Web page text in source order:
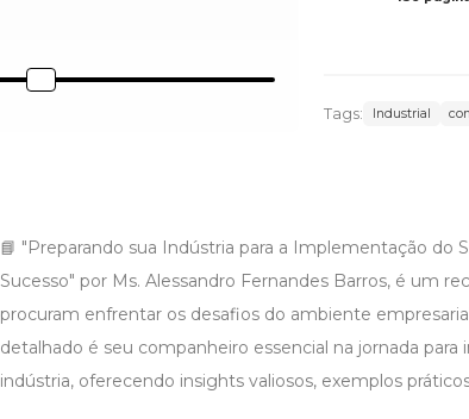
Tags: Industrial
📘 "Preparando sua Indústria para a Implementação do
Sucesso" por Ms. Alessandro Fernandes Barros, é um
procuram enfrentar os desafios do ambiente
detalhado é seu companheiro essencial na jornada
indústria, oferecendo insights valiosos, exemplos